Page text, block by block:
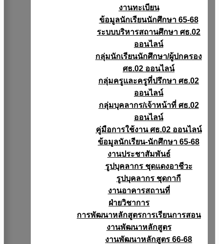
งานทะเบียน
ข้อมูลนักเรียนนักศึกษา 65-68
ระบบบริหารสถานศึกษา ศธ.02
ออนไลน์
กลุ่มนักเรียนนักศึกษา/ผู้ปกครอง
ศธ.02 ออนไลน์
กลุ่มครูและครูที่ปรึกษา ศธ.02
ออนไลน์
กลุ่มบุคลากร/เจ้าหน้าที่ ศธ.02
ออนไลน์
คู่มือการใช้งาน ศธ.02 ออนไลน์
ข้อมูลนักเรียน-นักศึกษา 65-68
งานประชาสัมพันธ์
รูปบุคลากร ชุดแดงอาชีวะ
รูปบุคลากร ชุดกากี
งานอาคารสถานที่
ฝ่ายวิชาการ
การพัฒนาหลักสูตรการเรียนการสอน
งานพัฒนาหลักสูตร
งานพัฒนาหลักสูตร 66-68